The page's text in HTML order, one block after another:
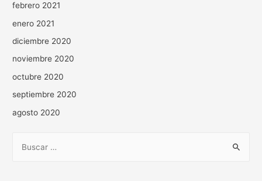
febrero 2021
enero 2021
diciembre 2020
noviembre 2020
octubre 2020
septiembre 2020
agosto 2020